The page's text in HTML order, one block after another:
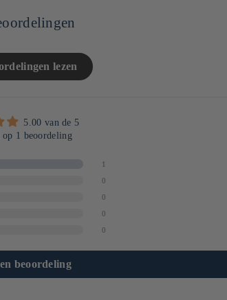
lezen
5.00 van de 5
op 1 beoordeling
1
0
0
0
0
beoordeling